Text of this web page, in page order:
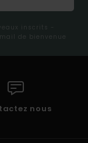
inscrits -
de bienvenue
nous